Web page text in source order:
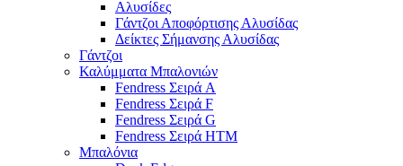
Αλυσίδες
Γάντζοι Αποφόρτισης Αλυσίδας
Δείκτες Σήμανσης Αλυσίδας
Γάντζοι
Καλύμματα Μπαλονιών
Fendress Σειρά A
Fendress Σειρά F
Fendress Σειρά G
Fendress Σειρά HTM
Μπαλόνια